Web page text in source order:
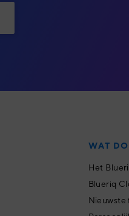
WAT
Het
Blueriq
Nieuwste